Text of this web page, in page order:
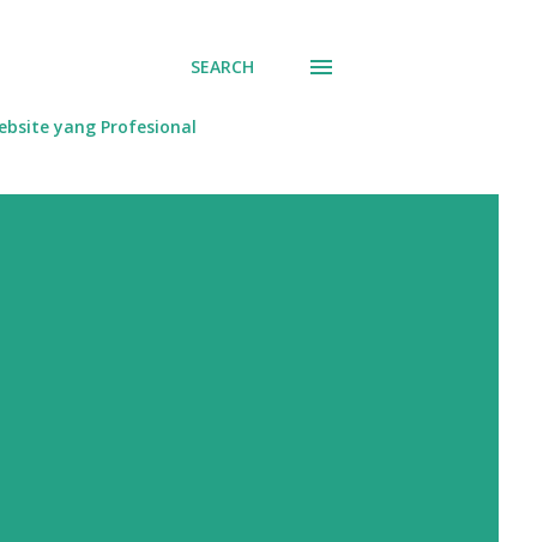
SEARCH
yang Profesional